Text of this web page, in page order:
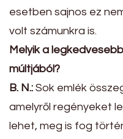
esetben sajnos ez
volt számunkra is.
Melyik a
múltjából?
B. N.: Sok emlék
amelyről regényeket
lehet, meg is fog